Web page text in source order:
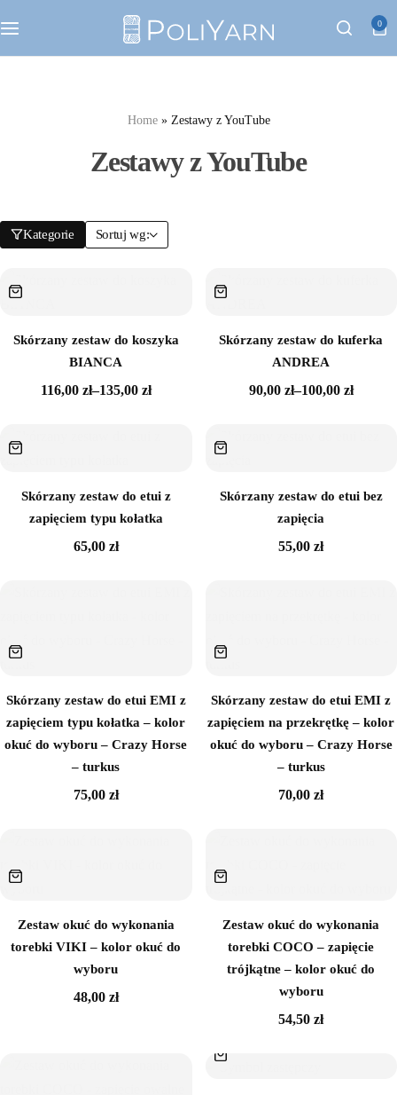
0
Home» Zestawy z YouTube
Zestawy z YouTube
Kategorie Sortuj wg:
Skórzany zestaw do koszyka
BIANCA
116,00 zł–135,00 zł
Skórzany zestaw do kuferka
ANDREA
90,00 zł–100,00 zł
Skórzany zestaw do etui z
zapięciem typu kołatka
65,00 zł
Skórzany zestaw do etui bez
zapięcia
55,00zł
Skórzany zestaw do etui EMI z
zapięciem typu kołatka – kolor
okuć do wyboru – Crazy Horse
– turkus
75,00 zł
Brak w magazynie
Skórzany zestaw do etui EMI z
zapięciem na przekrętkę – kolor
okuć do wyboru – Crazy Horse
– turkus
70,00zł
Brak w magazynie
Zestaw okuć do wykonania
torebki VIKI – kolor okuć do
wyboru
48,00 zł
Zestaw okuć do wykonania
torebki COCO – zapięcie
trójkątne – kolor okuć do
wyboru
54,50zł
Zestawy z YouTube
Galanteria metalowa
Galanteria skórzana
Dodatki do torebek
Rafia